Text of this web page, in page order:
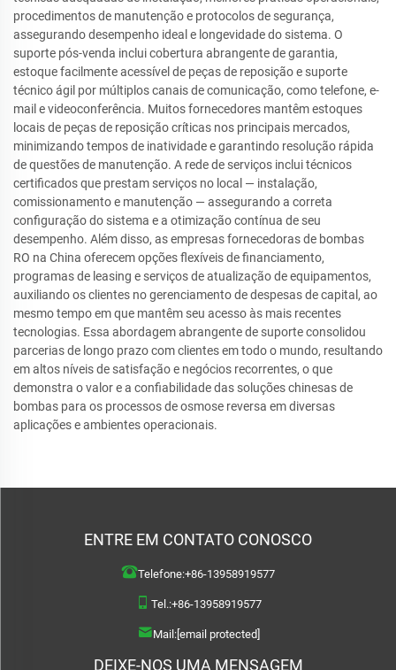
procedimentos de manutenção e protocolos de segurança,
assegurando desempenho ideal e longevidade do sistema. O
suporte pós-venda inclui cobertura abrangente de garantia,
estoque facilmente acessível de peças de reposição e suporte
técnico ágil por múltiplos canais de comunicação, como telefone, e-
mail e videoconferência. Muitos fornecedores mantêm estoques
locais de peças de reposição críticas nos principais mercados,
minimizando tempos de inatividade e garantindo resolução rápida
de questões de manutenção. A rede de serviços inclui técnicos
certificados que prestam serviços no local — instalação,
comissionamento e manutenção — assegurando a correta
configuração do sistema e a otimização contínua de seu
desempenho. Além disso, as empresas fornecedoras de bombas
RO na China oferecem opções flexíveis de financiamento,
programas de leasing e serviços de atualização de equipamentos,
auxiliando os clientes no gerenciamento de despesas de capital, ao
mesmo tempo em que mantêm seu acesso às mais recentes
tecnologias. Essa abordagem abrangente de suporte consolidou
parcerias de longo prazo com clientes em todo o mundo, resultando
em altos níveis de satisfação e negócios recorrentes, o que
demonstra o valor e a confiabilidade das soluções chinesas de
bombas para os processos de osmose reversa em diversas
aplicações e ambientes operacionais.
ENTRE EM CONTATO CONOSCO
Telefone:+86-13958919577
Tel.:+86-13958919577
Mail:[email protected]
DEIXE-NOS UMA MENSAGEM